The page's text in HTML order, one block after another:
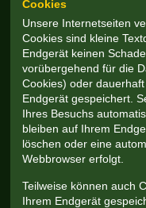
Cookies
Unsere Internetseiten
Cookies sind kleine
Endgerät keinen
vorübergehend für die
Cookies) oder
Endgerät gespeichert.
Ihres Besuchs
bleiben auf Ihrem
löschen oder eine
Webbrowser erfolgt.
Teilweise können auch
Ihrem Endgerät